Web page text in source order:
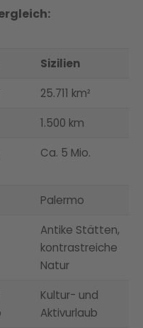
Sizilien
25.711 km²
1.500 km
Ca. 5 Mio.
Palermo
Antike Stätten,
kontrastreiche
Natur
Kultur- und
Aktivurlaub